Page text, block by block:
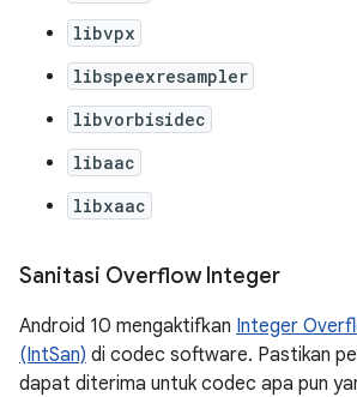
libvpx
libspeexresampler
libvorbisidec
libaac
libxaac
Sanitasi Overflow Integer
Android 10 mengaktifkan Integer
(IntSan) di codec software. Pastikan
dapat diterima untuk codec apa pun